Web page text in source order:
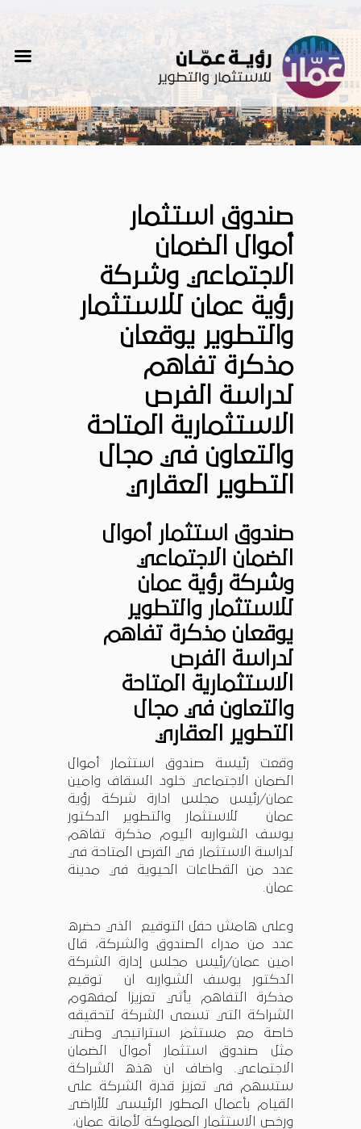
صندوق استثمار
أموال الضمان
الاجتماعي وشركة
رؤية عمان للاستثمار
والتطوير يوقعان
مذكرة تفاهم
لدراسة الفرص
الاستثمارية المتاحة
والتعاون في مجال
التطوير العقاري
صندوق استثمار أموال
الضمان الاجتماعي
وشركة رؤية عمان
للاستثمار والتطوير
يوقعان مذكرة ‏تفاهم
لدراسة الفرص
الاستثمارية المتاحة
والتعاون في مجال
التطوير العقاري
وقعت رئيسة صندوق استثمار أموال
الضمان الاجتماعي خلود السقاف وامين
عمان/رئيس مجلس ادارة شركة رؤية
عمان للاستثمار والتطوير الدكتور
يوسف الشواربه اليوم مذكرة تفاهم
لدراسة الاستثمار في الفرص المتاحة في
عدد من القطاعات الحيوية في مدينة
عمان.
وعلى هامش حفل التوقيع الذي حضره
عدد من مدراء الصندوق والشركة، قال
امين عمان/رئيس مجلس إدارة الشركة
الدكتور يوسف الشواربه ان توقيع
مذكرة التفاهم يأتي تعزيزا لمفهوم
الشراكة التي تسعى الشركة لتحقيقه
خاصة مع مستثمر استراتيجي وطني
مثل صندوق استثمار أموال الضمان
الاجتماعي. واضاف ان هذه الشراكة
ستسهم في تعزيز قدرة الشركة على
القيام بأعمال المطور الرئيسي للأراضي
ورخص الاستثمار المملوكة لأمانة عمان،